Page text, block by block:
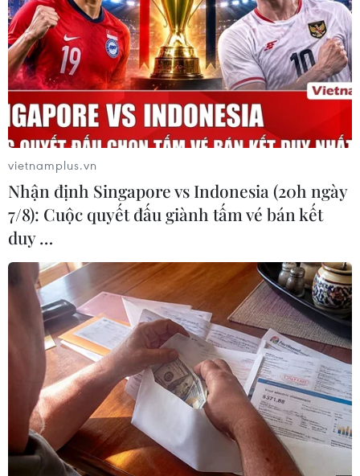
Tỷ giá đồng euro tiếp tục "lao dốc" xuống
mức thấp nhất trong 20 năm
12/07/2022 03:18
Trong phiên giao dịch chiều 11/7, tỷ giá đồng euro đã
giảm xuống mức thấp nhất trong 20 năm qua và gần
như tương đương với đồng USD.
vietnamplus.vn
Nhận định Singapore vs Indonesia (20h ngày
7/8): Cuộc quyết đấu giành tấm vé bán kết
duy …